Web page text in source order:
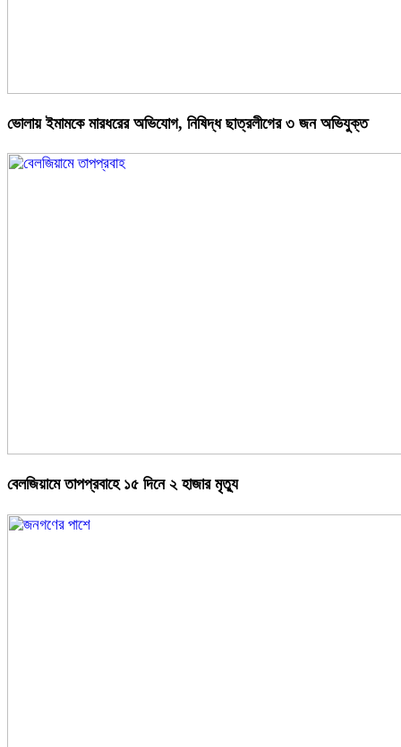
ভোলায় ইমামকে মারধরের অভিযোগ, নিষিদ্ধ ছাত্রলীগের ৩ জন অভিযুক্ত
বেলজিয়ামে তাপপ্রবাহে ১৫ দিনে ২ হাজার মৃত্যু